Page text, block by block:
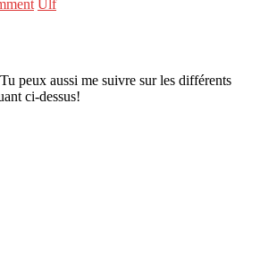
Ulf
peux aussi me suivre sur les différents
ci-dessus!